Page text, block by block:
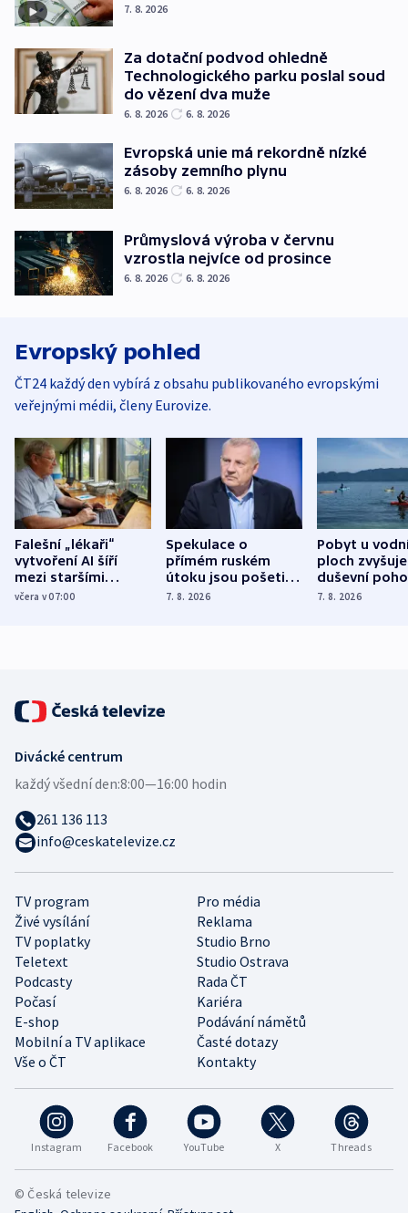
7. 8. 2026
Za dotační podvod ohledně
Technologického parku poslal soud
do vězení dva muže
6. 8. 2026 6. 8. 2026
Evropská unie má rekordně nízké
zásoby zemního plynu
6. 8. 2026 6. 8. 2026
Průmyslová výroba v červnu
vzrostla nejvíce od prosince
6. 8. 2026 6. 8. 2026
Evropský pohled
ČT24 každý den vybírá z obsahu publikovaného evropskými
veřejnými médii, členy Eurovize.
Falešní „lékaři“
vytvoření AI šíří
mezi staršími
Poláky nebezpečné
včera v 07:00
Spekulace o
přímém ruském
útoku jsou pošetilé,
míní estonský
7. 8. 2026
Pobyt u
ploch zvyšuje
duševní
ukázala
7. 8. 2026
Instagram Facebook YouTube X Threads
TV program
Pro média
Živé vysílání
Reklama
TV poplatky
Studio Brno
Teletext
Studio Ostrava
Podcasty
Rada ČT
Počasí
Kariéra
E-shop
Podávání námětů
Mobilní a TV aplikace
Časté dotazy
Vše o ČT
Kontakty
Divácké centrum
každý všední den:8:00—16:00 hodin
261 136 113
info@ceskatelevize.cz
© Česká televize